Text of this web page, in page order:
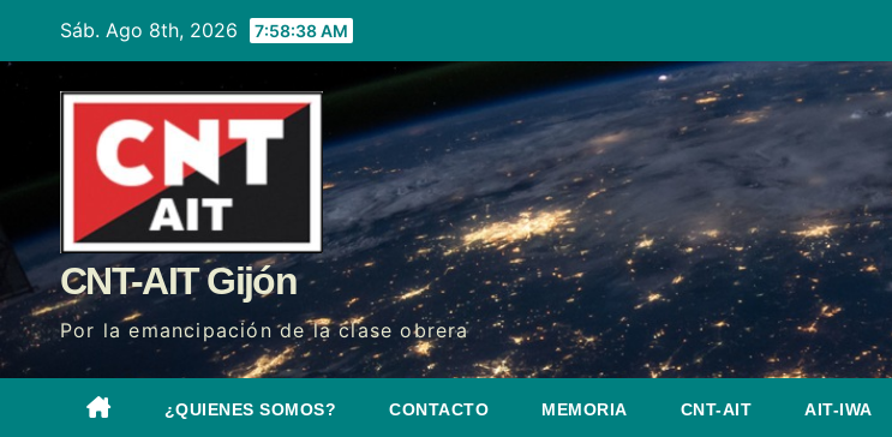
contenido
Sáb. Ago 8th, 2026 7:58:39 AM
CNT-AIT Gijón
Por la emancipación de la clase obrera
¿QUIENES SOMOS? CONTACTO MEMORIA CNT-AIT AIT-IWA